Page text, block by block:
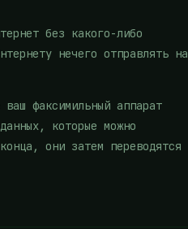
без какого-либо
нечего отправлять на
факсимильный аппарат
которые можно
они затем переводятся